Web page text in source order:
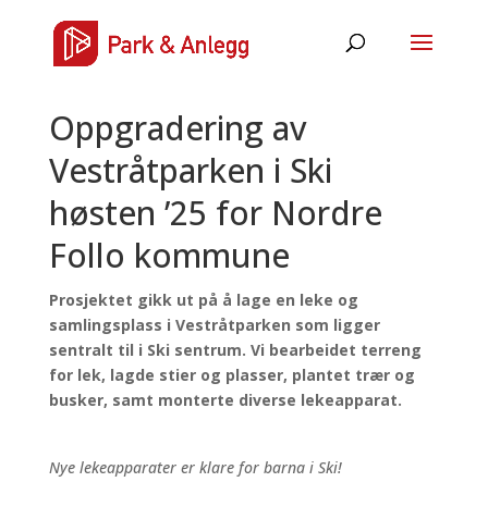
Oppgradering av
Vestråtparken i Ski
høsten ’25 for Nordre
Follo kommune
Prosjektet gikk ut på å lage en leke og
samlingsplass i Vestråtparken som ligger
sentralt til i Ski sentrum. Vi bearbeidet terreng
for lek, lagde stier og plasser, plantet trær og
busker, samt monterte diverse lekeapparat.
Nye lekeapparater er klare for barna i Ski!